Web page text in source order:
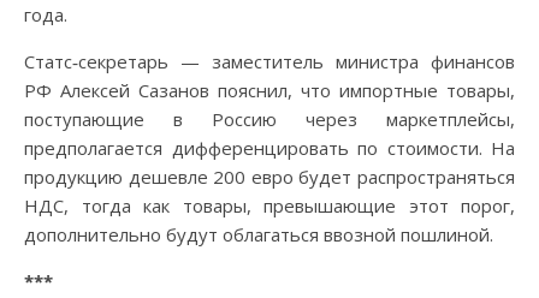
года.
Статс‑секретарь — заместитель министра финансов
РФ Алексей Сазанов пояснил, что импортные товары,
поступающие в Россию через маркетплейсы,
предполагается дифференцировать по стоимости. На
продукцию дешевле 200 евро будет распространяться
НДС, тогда как товары, превышающие этот порог,
дополнительно будут облагаться ввозной пошлиной.
***